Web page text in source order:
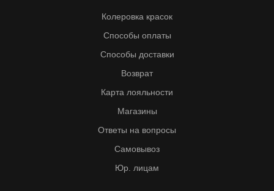
Колеровка красок
Способы оплаты
Способы доставки
Возврат
Карта лояльности
Магазины
Ответы на вопросы
Самовывоз
Юр. лицам